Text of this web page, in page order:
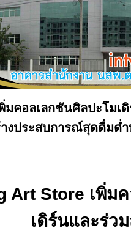
พิ่มคอลเลกชันศิลปะโม
างประสบการณ์สุดดื่มด่
Art Store เพิ่ม
เดิร์นและร่ว